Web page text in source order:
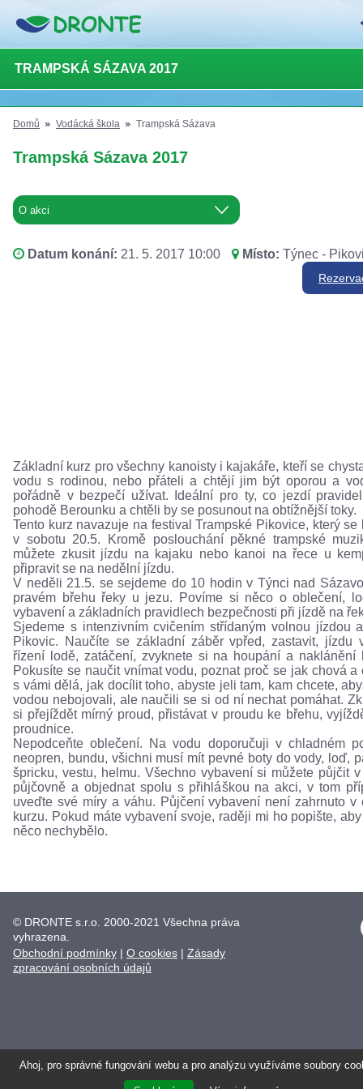
TRAMPSKÁ SÁZAVA 2017
Domů Vodácká škola Trampská Sázava
Trampská Sázava 2017
Datum konání: 21. 5. 2017 10:00 Místo: Týnec -
Základní kurz pro všechny kanoisty i kajakáře, kteří se
vodu s rodinou, nebo přáteli a chtějí jim být oporou a
pořádně v bezpečí užívat. Ideální pro ty, co jezdí
pohodě Berounku a chtěli by se posunout na obtížnější toky.
Tento kurz navazuje na festival Trampské Pikovice, který se
v sobotu 20.5. Kromě poslouchání pěkné trampské
můžete zkusit jízdu na kajaku nebo kanoi na řece u
připravit se na nedělní jízdu.
V neděli 21.5. se sejdeme do 10 hodin v Týnci nad
pravém břehu řeky u jezu. Povíme si něco o oblečení,
vybavení a základních pravidlech bezpečnosti při jízdě na
Sjedeme s intenzivním cvičením střídaným volnou jízdou
Pikovic. Naučíte se základní záběr vpřed, zastavit, jízdu
řízení lodě, zatáčení, zvyknete si na houpání a naklánění
Pokusíte se naučit vnímat vodu, poznat proč se jak chová a
s vámi dělá, jak docílit toho, abyste jeli tam, kam chcete,
vodou nebojovali, ale naučili se si od ní nechat pomáhat.
si přejíždět mírný proud, přistávat v proudu ke břehu,
proudnice.
Nepodceňte oblečení. Na vodu doporučuji v chladném
neopren, bundu, všichni musí mít pevné boty do vody, loď,
špricku, vestu, helmu. Všechno vybavení si můžete půjčit
půjčovně a objednat spolu s přihláškou na akci, v tom
uveďte své míry a váhu. Půjčení vybavení není zahrnuto v
kurzu. Pokud máte vybavení svoje, raději mi ho popište,
něco nechybělo.
© DRONTE s.r.o. 2000-2021 Všechna práva
vyhrazena.
Obchodní podmínky | O cookies | Zásady
zpracování osobních údajů
Ahoj, pro správné fungování webu a pro analýzu využíváme soubory